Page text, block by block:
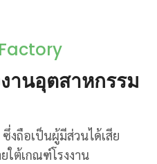
านอุตสาหกรรม
งถือเป็นผู้มีส่วนได้เสีย
ใต้เกณฑ์โรงงาน